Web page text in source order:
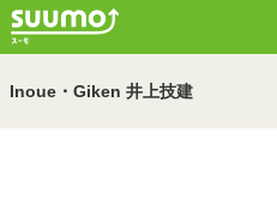
Inoue・Giken 井上技建